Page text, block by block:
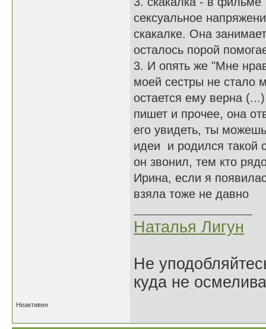
сексуальное
скакалке. Она
осталось порой
3. И опять же "Мне
моей сестры не стало
остается ему верна
пишет и прочее, она
его увидеть, ты
идеи и родился такой
он звонил, тем кто
Ирина, если я
взяла тоже не давно
Наталья Лигун
Не
куда не
Неактивен